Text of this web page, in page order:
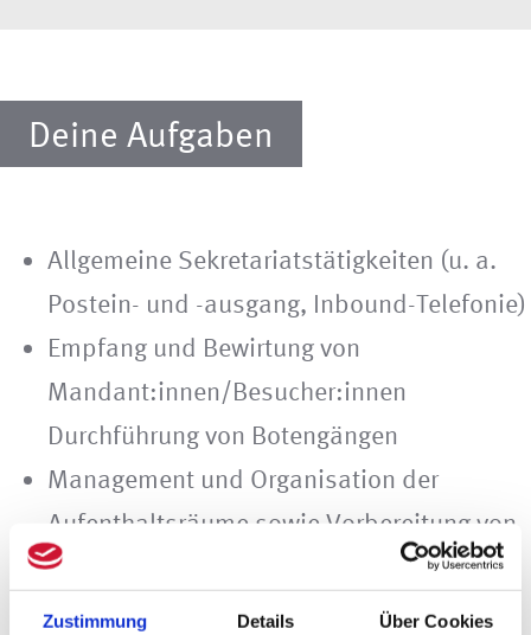
Zustimmung Details Über Cookies
Deine Aufgaben
Allgemeine Sekretariatstätigkeiten (u. a.
Postein- und -ausgang, Inbound-Telefonie)
Empfang und Bewirtung von
Mandant:innen/Besucher:innen
Durchführung von Botengängen
Management und Organisation der
Aufenthaltsräume sowie Vorbereitung von
Besprechungen
Ablagemanagement inkl. Digitalisierung